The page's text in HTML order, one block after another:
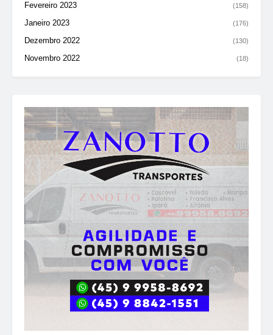
Fevereiro 2023 (158)
Janeiro 2023 (176)
Dezembro 2022 (130)
Novembro 2022 (18)